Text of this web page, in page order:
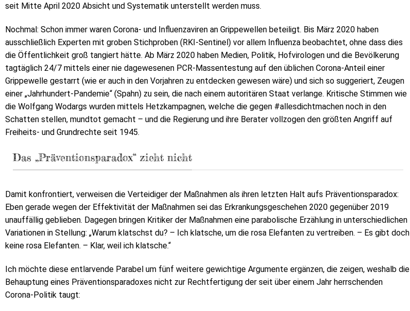
seit Mitte April 2020 Absicht und Systematik unterstellt werden muss.
Nochmal: Schon immer waren Corona- und Influenzaviren an Grippewellen beteiligt. Bis März 2020 haben
ausschließlich Experten mit groben Stichproben (RKI-Sentinel) vor allem Influenza beobachtet, ohne dass dies
die Öffentlichkeit groß tangiert hätte. Ab März 2020 haben Medien, Politik, Hofvirologen und die Bevölkerung
tagtäglich 24/7 mittels einer nie dagewesenen PCR-Massentestung auf den üblichen Corona-Anteil einer
Grippewelle gestarrt (wie er auch in den Vorjahren zu entdecken gewesen wäre) und sich so suggeriert, Zeugen
einer „Jahrhundert-Pandemie“ (Spahn) zu sein, die nach einem autoritären Staat verlange. Kritische Stimmen wie
die Wolfgang Wodargs wurden mittels Hetzkampagnen, welche die gegen #allesdichtmachen noch in den
Schatten stellen, mundtot gemacht – und die Regierung und ihre Berater vollzogen den größten Angriff auf
Freiheits- und Grundrechte seit 1945.
Das „Präventionsparadox“ zieht nicht
Damit konfrontiert, verweisen die Verteidiger der Maßnahmen als ihren letzten Halt aufs Präventionsparadox:
Eben gerade wegen der Effektivität der Maßnahmen sei das Erkrankungsgeschehen 2020 gegenüber 2019
unauffällig geblieben. Dagegen bringen Kritiker der Maßnahmen eine parabolische Erzählung in unterschiedlichen
Variationen in Stellung: „Warum klatschst du? – Ich klatsche, um die rosa Elefanten zu vertreiben. – Es gibt doch
keine rosa Elefanten. – Klar, weil ich klatsche.“
Ich möchte diese entlarvende Parabel um fünf weitere gewichtige Argumente ergänzen, die zeigen, weshalb die
Behauptung eines Präventionsparadoxes nicht zur Rechtfertigung der seit über einem Jahr herrschenden
Corona-Politik taugt: